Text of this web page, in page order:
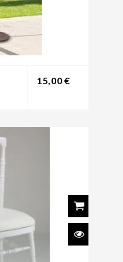
15,00 €Prix